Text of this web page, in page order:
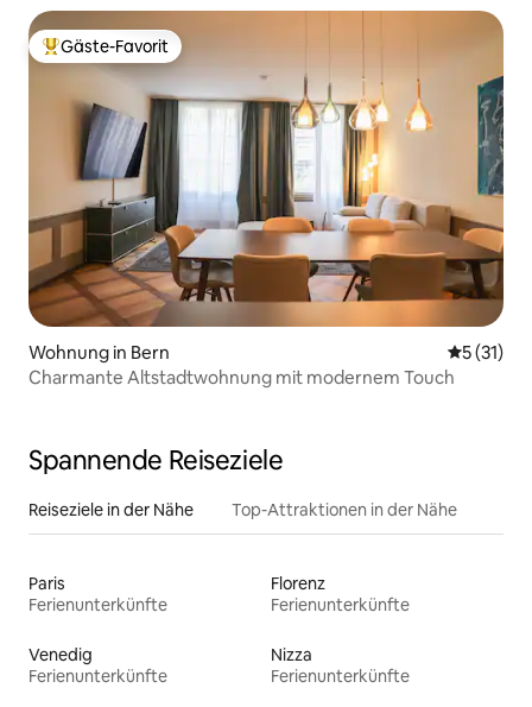
Beliebter Gäste-Favorit.
Gäste-Favorit
Wohnung in Bern
5 (31)
Charmante Altstadtwohnung mit modernem Touch
Spannende Reiseziele
Reiseziele in der Nähe Top-Attraktionen in der Nähe
Paris
Ferienunterkünfte
Florenz
Ferienunterkünfte
Venedig
Ferienunterkünfte
Nizza
Ferienunterkünfte